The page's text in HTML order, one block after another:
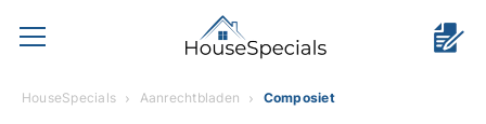
HouseSpecials Aanrechtbladen Composiet